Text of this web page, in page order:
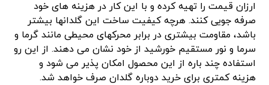
ارزان قیمت را تهیه کرده و با این کار در هزینه های خود
صرفه جویی کنند. هرچه کیفیت ساخت این گلدانها بیشتر
باشد، مقاومت بیشتری در برابر محرکهای محیطی مانند گرما و
سرما و نور مستقیم خورشید از خود نشان می دهند. از این رو
استفاده‌ چند باره از این محصول امکان پذیر می شود و
هزینه کمتری برای خرید دوباره گلدان صرف خواهد شد.